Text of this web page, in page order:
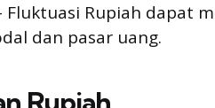
Fluktuasi Rupiah dapat
dan pasar uang.